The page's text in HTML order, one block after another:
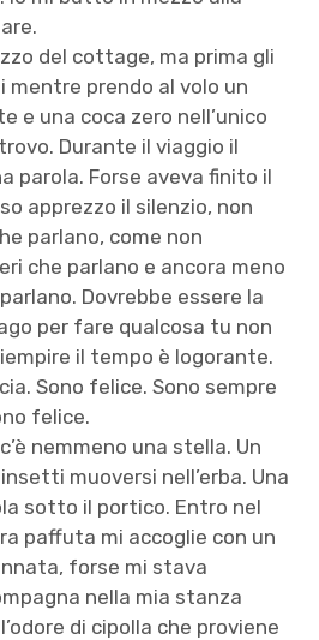
del cottage, ma prima gli
prendo al volo un
e una coca zero nell’unico
Durante il viaggio il
parola. Forse aveva finito il
apprezzo il silenzio, non
parlano, come non
che parlano e ancora meno
Dovrebbe essere la
per fare qualcosa tu non
il tempo è logorante.
Sono felice. Sono sempre
felice.
nemmeno una stella. Un
muoversi nell’erba. Una
sotto il portico. Entro nel
paffuta mi accoglie con un
forse mi stava
nella mia stanza
di cipolla che proviene